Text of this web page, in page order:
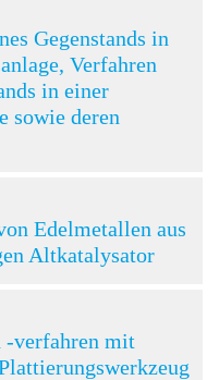
Gegenstands in
Verfahren
in einer
sowie deren
Edelmetallen aus
Altkatalysator
-verfahren mit